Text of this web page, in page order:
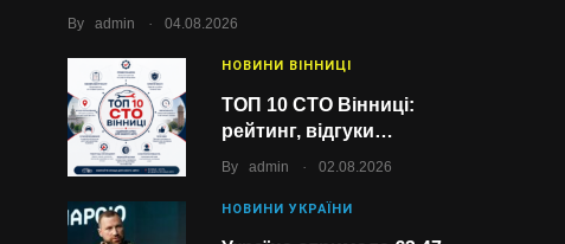
By admin . 04.08.2026
НОВИНИ ВІННИЦІ
ТОП 10 СТО Вінниці:
рейтинг, відгуки…
By admin . 02.08.2026
НОВИНИ УКРАЇНИ